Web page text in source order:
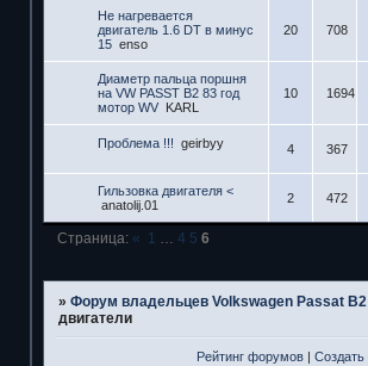
Не нагревается
двигатель 1.6 DT в минус
15 enso
20 708
Диаметр пальца поршня
на VW PASST B2 83 год
мотор WV KARL
10 1694
Проблема !!! geirbyy 4 367
Гильзовка двигателя <
anatolij.01
2 472
Страница: « 1 … 4 5 6
» Форум владельцев Volkswagen Passat B2
двигатели
Рейтинг форумов |